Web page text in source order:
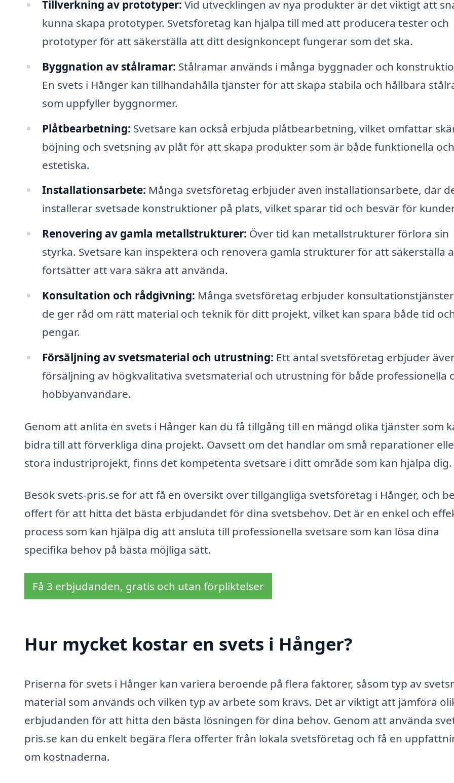
Tillverkning av prototyper: Vid utvecklingen av nya produkter är det viktigt att
kunna skapa prototyper. Svetsföretag kan hjälpa till med att producera tester och
prototyper för att säkerställa att ditt designkoncept fungerar som det ska.
Byggnation av stålramar: Stålramar används i många byggnader och
En svets i Hånger kan tillhandahålla tjänster för att skapa stabila och hållbara
som uppfyller byggnormer.
Plåtbearbetning: Svetsare kan också erbjuda plåtbearbetning, vilket omfattar
böjning och svetsning av plåt för att skapa produkter som är både funktionella och
estetiska.
Installationsarbete: Många svetsföretag erbjuder även installationsarbete, där
installerar svetsade konstruktioner på plats, vilket sparar tid och besvär för
Renovering av gamla metallstrukturer: Över tid kan metallstrukturer förlora sin
styrka. Svetsare kan inspektera och renovera gamla strukturer för att säkerställa
fortsätter att vara säkra att använda.
Konsultation och rådgivning: Många svetsföretag erbjuder
de ger råd om rätt material och teknik för ditt projekt, vilket kan spara både tid
pengar.
Försäljning av svetsmaterial och utrustning: Ett antal svetsföretag erbjuder
försäljning av högkvalitativa svetsmaterial och utrustning för både professionella
hobbyanvändare.
Genom att anlita en svets i Hånger kan du få tillgång till en mängd olika tjänster som
bidra till att förverkliga dina projekt. Oavsett om det handlar om små reparationer
stora industriprojekt, finns det kompetenta svetsare i ditt område som kan hjälpa dig.
Besök svets-pris.se för att få en översikt över tillgängliga svetsföretag i Hånger, och
offert för att hitta det bästa erbjudandet för dina svetsbehov. Det är en enkel och
process som kan hjälpa dig att ansluta till professionella svetsare som kan lösa dina
specifika behov på bästa möjliga sätt.
Få 3 erbjudanden, gratis och utan förpliktelser
Hur mycket kostar en svets i Hånger?
Priserna för svets i Hånger kan variera beroende på flera faktorer, såsom typ av
material som används och vilken typ av arbete som krävs. Det är viktigt att jämföra
erbjudanden för att hitta den bästa lösningen för dina behov. Genom att använda
pris.se kan du enkelt begära flera offerter från lokala svetsföretag och få en
om kostnaderna.